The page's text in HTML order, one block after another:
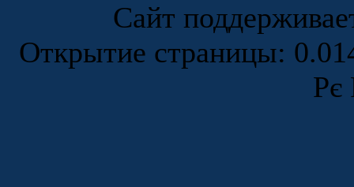
Сайт
Открытие страницы:
Рє